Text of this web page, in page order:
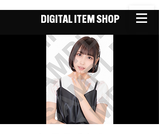
DIGITAL ITEM SHOP